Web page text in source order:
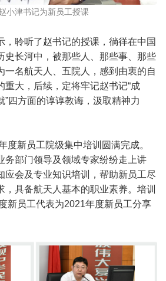
小津书记为新员工授课
，聆听了赵书记的授课，徜徉在中国
史长河中，被那些人、那些事、那些
一名航天人、五院人，感到由衷的自
重大，后续，定将牢记赵书记“成
”四方面的谆谆教诲，汲取精神力
度新员工院级集中培训圆满完成。
务部门领导及领域专家纷纷走上讲
应会及专业知识培训，帮助新员工尽
，具备航天人基本的职业素养。培训
新员工代表为2021年度新员工分享